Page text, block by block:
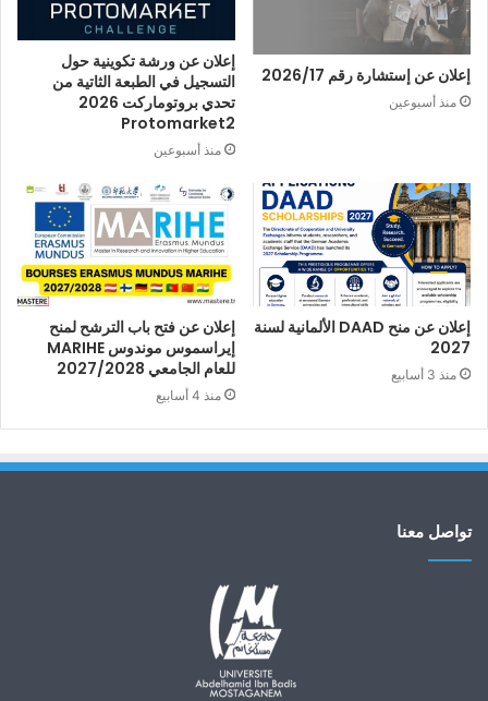
إعلان عن إستشارة رقم 2026/17
منذ أسبوعين
إعلان عن ورشة تكوينية حول
التسجيل في الطبعة الثاتية من
تحدي بروتوماركت 2026
Protomarket2
منذ أسبوعين
إعلان عن منح DAAD الألمانية لسنة
2027
منذ 3 أسابيع
إعلان عن فتح باب الترشح لمنح
إيراسموس موندوس MARIHE
للعام الجامعي 2027/2028
منذ 4 أسابيع
تواصل معنا